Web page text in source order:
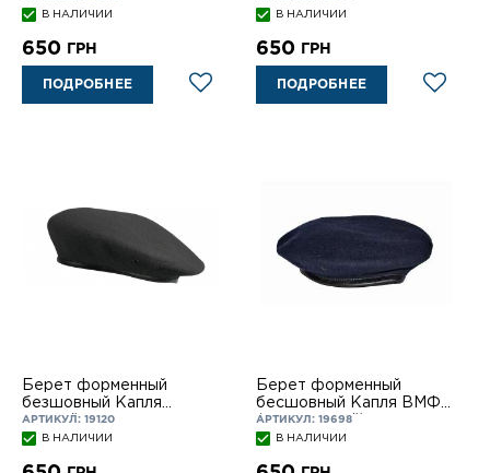
В НАЛИЧИИ
650 ГРН
ПОДРОБНЕЕ
синий)
В НАЛИЧИИ
650 ГРН
ПОДРОБНЕЕ
Берет форменный
безшовный Капля
черный с
подкокардником
АРТИКУЛ: 19120
В НАЛИЧИИ
Берет форменный
бесшовный Капля ВМФ
(темно-синий)
АРТИКУЛ: 19698
В НАЛИЧИИ